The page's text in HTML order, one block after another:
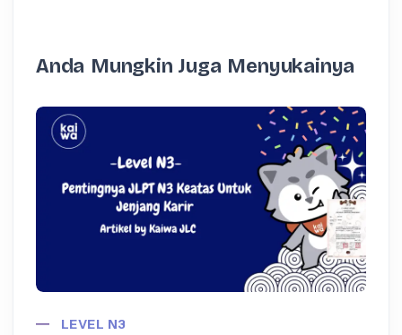
Anda Mungkin Juga Menyukainya
LEVEL N3